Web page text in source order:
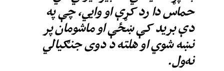
حماس دا رد کړې او وایي، چې په
دې برید کې ښځې او ماشومان پر
نښه شوي او هلته د دوی جنګیالي
نه‌ول.